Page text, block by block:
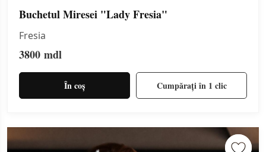
Buchetul Miresei "Lady Fresia"
Fresia
3800 mdl
În coș Cumpărați în 1 clic